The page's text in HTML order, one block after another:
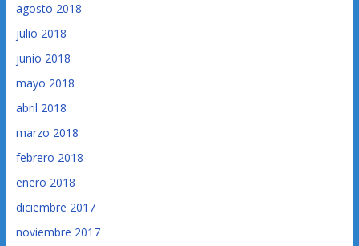
agosto 2018
julio 2018
junio 2018
mayo 2018
abril 2018
marzo 2018
febrero 2018
enero 2018
diciembre 2017
noviembre 2017